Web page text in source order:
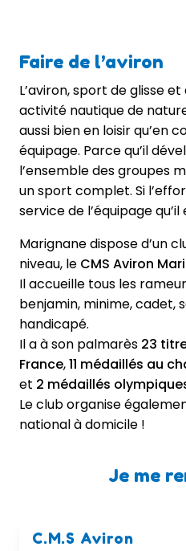
Faire de l’aviron
L’aviron, sport de glisse
activité nautique de
aussi bien en loisir qu’en
équipage. Parce qu’il
l’ensemble des groupes
un sport complet. Si
service de l’équipage
Marignane dispose d’un
niveau, le CMS Aviron
Il accueille tous les
benjamin, minime, cadet,
handicapé.
Il a à son palmarès 23
France,11 médaillés au
et 2 médaillés
Le club organise
national à domicile !
Je me
C.M.S Aviron